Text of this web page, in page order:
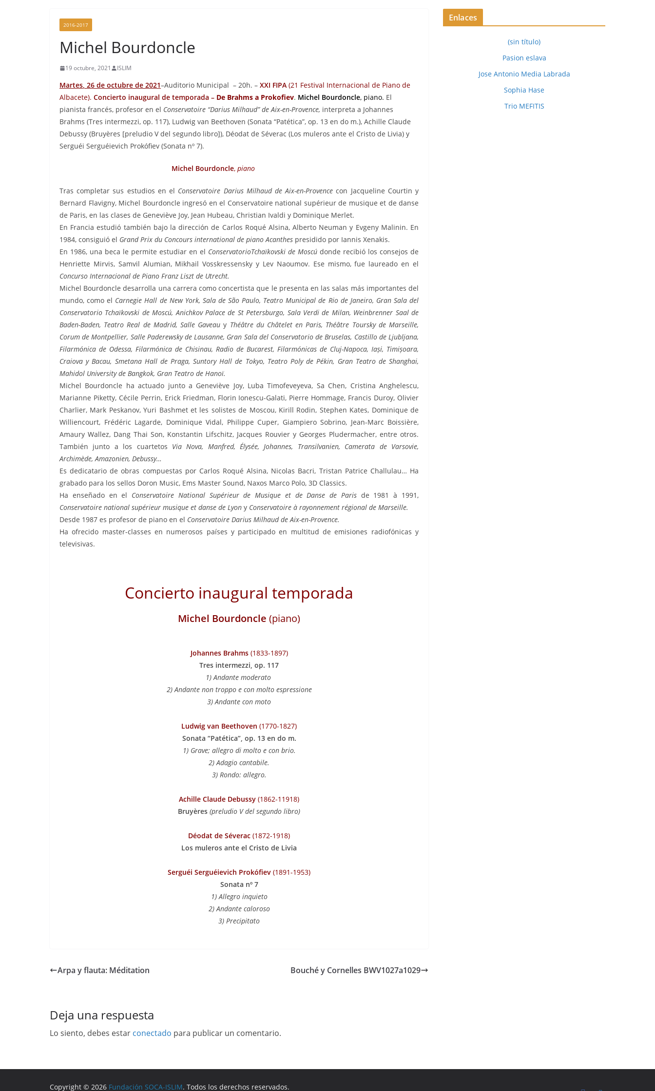
2016-2017
Michel Bourdoncle
19 octubre, 2021 ISLIM
Martes, 26 de octubre de 2021–Auditorio Municipal – 20h. – XXI FIPA (21 Festival Internacional de Piano de
Albacete). Concierto inaugural de temporada – De Brahms a Prokofiev. Michel Bourdoncle, piano. El
pianista francés, profesor en el Conservatoire “Darius Milhaud” de Aix-en-Provence, interpreta a Johannes
Brahms (Tres intermezzi, op. 117), Ludwig van Beethoven (Sonata “Patética”, op. 13 en do m.), Achille Claude
Debussy (Bruyères [preludio V del segundo libro]), Déodat de Séverac (Los muleros ante el Cristo de Livia) y
Serguéi Serguéievich Prokófiev (Sonata nº 7).
Michel Bourdoncle, piano
Tras completar sus estudios en el Conservatoire Darius Milhaud de Aix-en-Provence con Jacqueline Courtin y
Bernard Flavigny, Michel Bourdoncle ingresó en el Conservatoire national supérieur de musique et de danse
de Paris, en las clases de Geneviève Joy, Jean Hubeau, Christian Ivaldi y Dominique Merlet.
En Francia estudió también bajo la dirección de Carlos Roqué Alsina, Alberto Neuman y Evgeny Malinin. En
1984, consiguió el Grand Prix du Concours international de piano Acanthes presidido por Iannis Xenakis.
En 1986, una beca le permite estudiar en el ConservatorioTchaïkovski de Moscú donde recibió los consejos de
Henriette Mirvis, Samvil Alumian, Mikhail Vosskressensky y Lev Naoumov. Ese mismo, fue laureado en el
Concurso Internacional de Piano Franz Liszt de Utrecht.
Michel Bourdoncle desarrolla una carrera como concertista que le presenta en las salas más importantes del
mundo, como el Carnegie Hall de New York, Sala de São Paulo, Teatro Municipal de Rio de Janeiro, Gran Sala del
Conservatorio Tchaïkovski de Moscú, Anichkov Palace de St Petersburgo, Sala Verdi de Milan, Weinbrenner Saal de
Baden-Baden, Teatro Real de Madrid, Salle Gaveau y Théâtre du Châtelet en Paris, Théâtre Toursky de Marseille,
Corum de Montpellier, Salle Paderewsky de Lausanne, Gran Sala del Conservatorio de Bruselas, Castillo de Ljubljana,
Filarmónica de Odessa, Filarmónica de Chisinau, Radio de Bucarest, Filarmónicas de Cluj-Napoca, Iași, Timișoara,
Craiova y Bacau, Smetana Hall de Praga, Suntory Hall de Tokyo, Teatro Poly de Pékin, Gran Teatro de Shanghai,
Mahidol University de Bangkok, Gran Teatro de Hanoï.
Michel Bourdoncle ha actuado junto a Geneviève Joy, Luba Timofeveyeva, Sa Chen, Cristina Anghelescu,
Marianne Piketty, Cécile Perrin, Erick Friedman, Florin Ionescu-Galati, Pierre Hommage, Francis Duroy, Olivier
Charlier, Mark Peskanov, Yuri Bashmet et les solistes de Moscou, Kirill Rodin, Stephen Kates, Dominique de
Williencourt, Frédéric Lagarde, Dominique Vidal, Philippe Cuper, Giampiero Sobrino, Jean-Marc Boissière,
Amaury Wallez, Dang Thai Son, Konstantin Lifschitz, Jacques Rouvier y Georges Pludermacher, entre otros.
También junto a los cuartetos Via Nova, Manfred, Élysée, Johannes, Transilvanien, Camerata de Varsovie,
Archimède, Amazonien, Debussy…
Es dedicatario de obras compuestas por Carlos Roqué Alsina, Nicolas Bacri, Tristan Patrice Challulau… Ha
grabado para los sellos Doron Music, Ems Master Sound, Naxos Marco Polo, 3D Classics.
Ha enseñado en el Conservatoire National Supérieur de Musique et de Danse de Parisde 1981 à 1991,
Conservatoire national supérieur musique et danse de Lyon y Conservatoire à rayonnement régional de Marseille.
Desde 1987 es profesor de piano en el Conservatoire Darius Milhaud de Aix-en-Provence.
Ha ofrecido master-classes en numerosos países y participado en multitud de emisiones radiofónicas y
televisivas.
Concierto inaugural temporada
Michel Bourdoncle (piano)
Johannes Brahms (1833-1897)
Tres intermezzi, op. 117
1) Andante moderato
2) Andante non troppo e con molto espressione
3) Andante con moto
Ludwig van Beethoven (1770-1827)
Sonata “Patética”, op. 13 en do m.
1) Grave; allegro di molto e con brio.
2) Adagio cantabile.
3) Rondo: allegro.
Achille Claude Debussy (1862-11918)
Bruyères (preludio V del segundo libro)
Déodat de Séverac (1872-1918)
Los muleros ante el Cristo de Livia
Serguéi Serguéievich Prokófiev (1891-1953)
Sonata nº 7
1) Allegro inquieto
2) Andante caloroso
3) Precipitato
Arpa y flauta: Méditation Bouché y Cornelles BWV1027a1029
Deja una respuesta
Lo siento, debes estar conectado para publicar un comentario.
Enlaces
(sin título)
Pasion eslava
Jose Antonio Media Labrada
Sophia Hase
Trio MEFITIS
Copyright © 2026 Fundación SOCA-ISLIM. Todos los derechos reservados.